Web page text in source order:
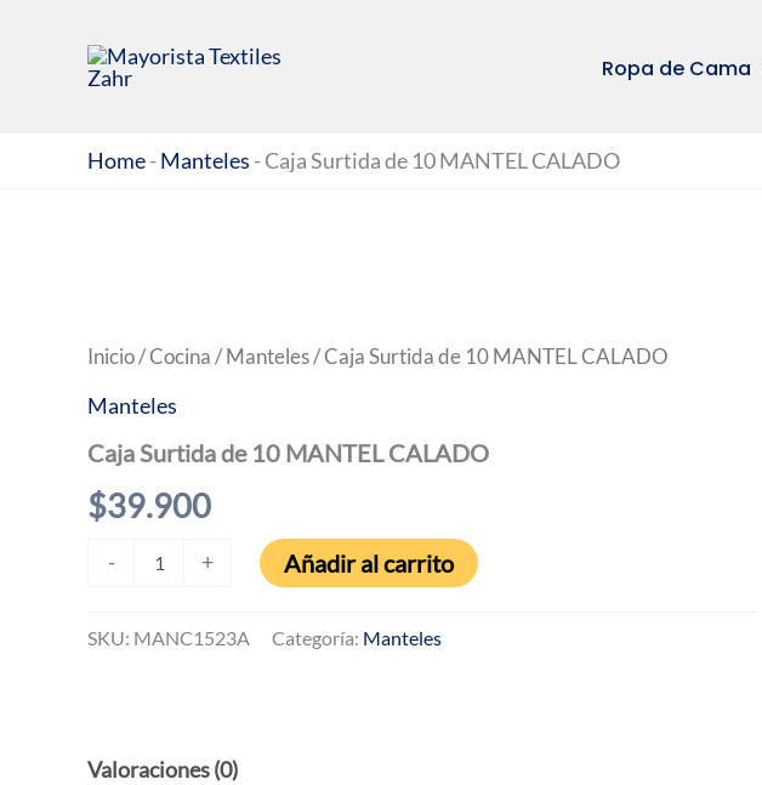
contenido
Ropa de Cama
Home-Manteles -Caja Surtida de 10 MANTEL CALADO
Inicio/Cocina / Manteles/ Caja Surtida de 10 MANTEL CALADO
Manteles
Caja Surtida de 10 MANTEL CALADO
$39.900
-
MANTEL
+ Añadir al carrito
SKU: MANC1523A Categoría: Manteles
Valoraciones (0)